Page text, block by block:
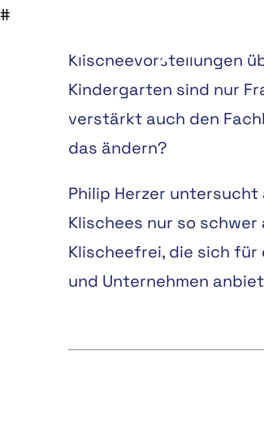
Klischeevorstellungen
Kindergarten sind nur
verstärkt auch den
das ändern?
Philip Herzer
Klischees nur so
Klischeefrei, die sich
und Unternehmen